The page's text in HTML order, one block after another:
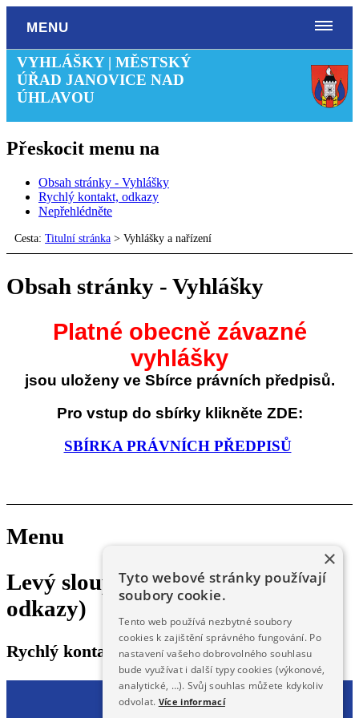
MENU
VYHLÁŠKY | MĚSTSKÝ
ÚŘAD JANOVICE NAD
ÚHLAVOU
Přeskocit menu na
Obsah stránky - Vyhlášky
Rychlý kontakt, odkazy
Nepřehlédněte
Cesta: Titulní stránka >Vyhlášky a nařízení
Obsah stránky - Vyhlášky
Platné obecně závazné
vyhlášky
jsou uloženy ve Sbírce právních předpisů.
Pro vstup do sbírky klikněte ZDE:
SBÍRKA PRÁVNÍCH PŘEDPISŮ
Menu
Levý sloupec (rychlý kontakt,
odkazy)
Rychlý kontakt, odkazy
×
Tyto webové stránky používají
soubory cookie.
Tento web používá nezbytné soubory
cookies k zajištění správného fungování. Po
nastavení vašeho dobrovolného souhlasu
bude využívat i další typy cookies (výkonové,
analytické, …). Svůj souhlas můžete kdykoliv
odvolat. Více informací